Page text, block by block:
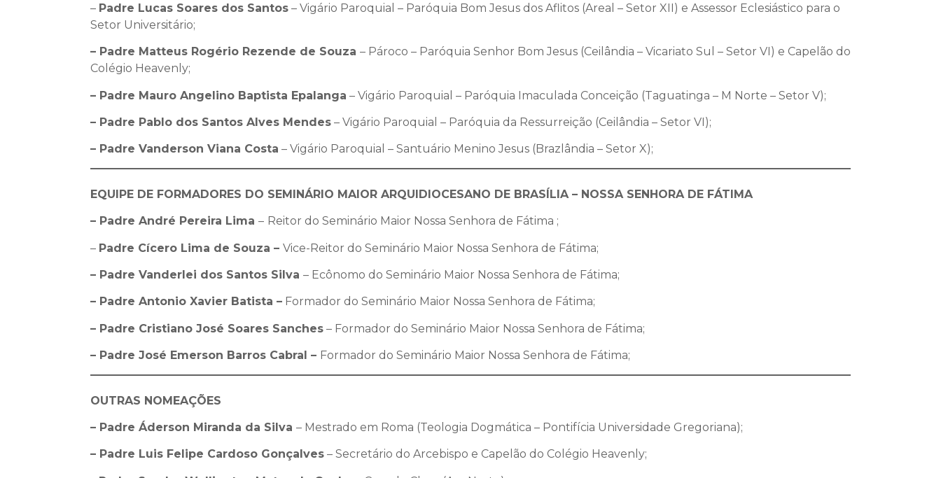
– Padre Lucas Soares dos Santos – Vigário Paroquial – Paróquia Bom Jesus dos Aflitos (Areal – Setor XII) e Assessor Eclesiástico para o
Setor Universitário;
– Padre Matteus Rogério Rezende de Souza – Pároco – Paróquia Senhor Bom Jesus (Ceilândia – Vicariato Sul – Setor VI) e Capelão do
Colégio Heavenly;
– Padre Mauro Angelino Baptista Epalanga – Vigário Paroquial – Paróquia Imaculada Conceição (Taguatinga – M Norte – Setor V);
– Padre Pablo dos Santos Alves Mendes – Vigário Paroquial – Paróquia da Ressurreição (Ceilândia – Setor VI);
– Padre Vanderson Viana Costa – Vigário Paroquial – Santuário Menino Jesus (Brazlândia – Setor X);
EQUIPE DE FORMADORES DO SEMINÁRIO MAIOR ARQUIDIOCESANO DE BRASÍLIA – NOSSA SENHORA DE FÁTIMA
– Padre André Pereira Lima – Reitor do Seminário Maior Nossa Senhora de Fátima ;
– Padre Cícero Lima de Souza – Vice-Reitor do Seminário Maior Nossa Senhora de Fátima;
– Padre Vanderlei dos Santos Silva – Ecônomo do Seminário Maior Nossa Senhora de Fátima;
– Padre Antonio Xavier Batista – Formador do Seminário Maior Nossa Senhora de Fátima;
– Padre Cristiano José Soares Sanches – Formador do Seminário Maior Nossa Senhora de Fátima;
– Padre José Emerson Barros Cabral – Formador do Seminário Maior Nossa Senhora de Fátima;
OUTRAS NOMEAÇÕES
– Padre Áderson Miranda da Silva – Mestrado em Roma (Teologia Dogmática – Pontifícia Universidade Gregoriana);
– Padre Luis Felipe Cardoso Gonçalves – Secretário do Arcebispo e Capelão do Colégio Heavenly;